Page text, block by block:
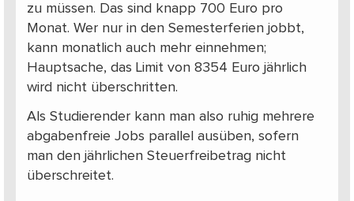
zu müssen. Das sind knapp 700 Euro pro
Monat. Wer nur in den Semesterferien jobbt,
kann monatlich auch mehr einnehmen;
Hauptsache, das Limit von 8354 Euro jährlich
wird nicht überschritten.
Als Studierender kann man also ruhig mehrere
abgabenfreie Jobs parallel ausüben, sofern
man den jährlichen Steuerfreibetrag nicht
überschreitet.